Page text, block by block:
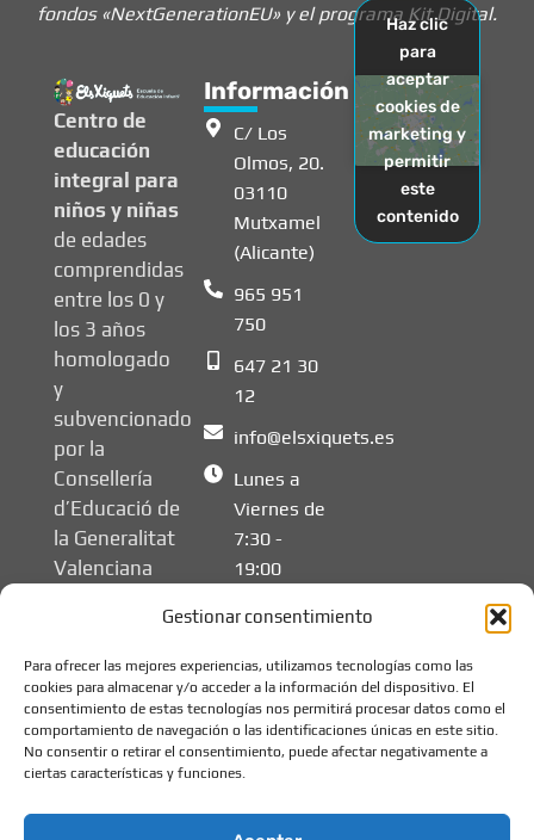
Gestionar consentimiento
Para ofrecer las mejores experiencias, utilizamos tecnologías como las
cookies para almacenar y/o acceder a la información del dispositivo. El
consentimiento de estas tecnologías nos permitirá procesar datos como el
comportamiento de navegación o las identificaciones únicas en este sitio.
No consentir o retirar el consentimiento, puede afectar negativamente a
ciertas características y funciones.
fondos «NextGenerationEU» y el programa Kit Digital.
Centro de
educación
integral para
niños y niñas
de edades
comprendidas
entre los 0 y
los 3 años
homologado
y
subvencionado
por la
Consellería
d’Educació de
la Generalitat
Valenciana
Información
C/ Los
Olmos, 20.
03110
Mutxamel
(Alicante)
965 951
750
647 21 30
12
info@elsxiquets.es
Lunes a
Viernes de
7:30 -
19:00
Haz clic
para
aceptar
cookies de
marketing y
permitir
este
contenido